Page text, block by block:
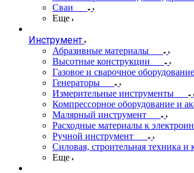
Сваи
Еще
Инструмент
Абразивные материалы
Высотные конструкции
Газовое и сварочное оборудование
Генераторы
Измерительные инструменты
Компрессорное оборудование и
Малярный инструмент
Расходные материалы к
Ручной инструмент
Силовая, строительная техника
Еще